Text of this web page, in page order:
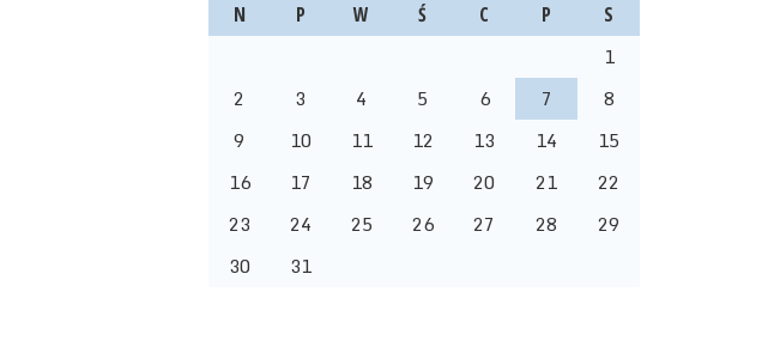
N P W Ś C P S
1
2
3 4 5 6 7
8
9
10 11 12 13 14
15
16
17 18 19 20 21
22
23
24 25 26 27 28
29
30
31